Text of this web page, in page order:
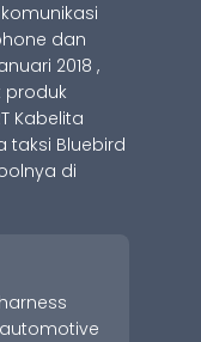
dan
2018 ,
produk
Kabelita
taksi Bluebird
di